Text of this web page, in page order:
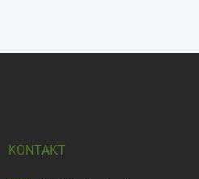
KONTAKT